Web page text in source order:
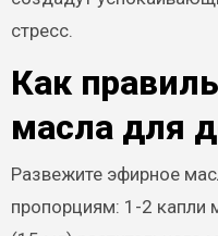
стресс.
Как
масла для
Развежите эфирное
пропорциям: 1-2 капли